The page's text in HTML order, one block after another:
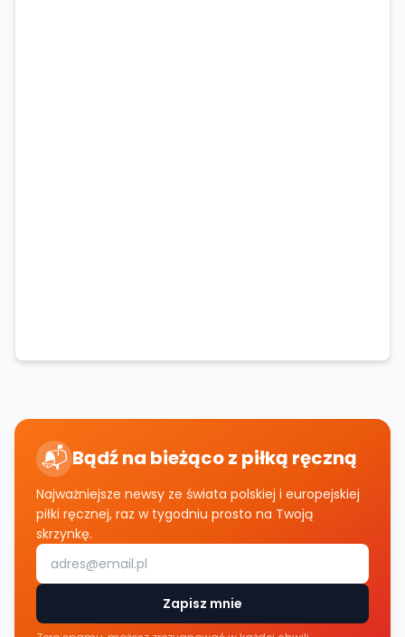
📬 Bądź na bieżąco z piłką ręczną
Najważniejsze newsy ze świata polskiej i europejskiej
piłki ręcznej, raz w tygodniu prosto na Twoją
skrzynkę.
Zapisz mnie